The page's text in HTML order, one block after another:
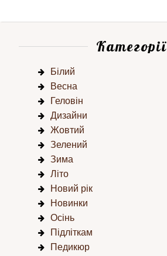
Категорії
Білий
Весна
Геловін
Дизайни
Жовтий
Зелений
Зима
Літо
Новий рік
Новинки
Осінь
Підліткам
Педикюр